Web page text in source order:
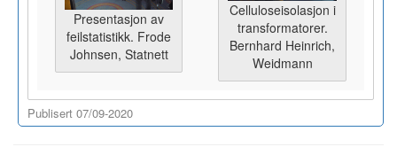
Presentasjon av
feilstatistikk. Frode
Johnsen, Statnett
Celluloseisolasjon i
transformatorer.
Bernhard Heinrich,
Weidmann
Publisert 07/09-2020